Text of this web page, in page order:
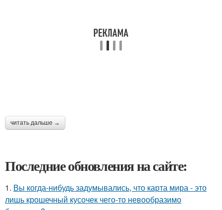
читать дальше →
Последние обновления на сайте:
1. Вы когда-нибудь задумывались, что карта мира - это
лишь крошечный кусочек чего-то невообразимо